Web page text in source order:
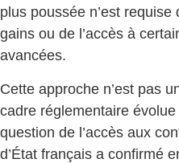
plus poussée n’est requise
gains ou de l’accès à
avancées.
Cette approche n’est pas
cadre réglementaire
question de l’accès aux
d’État français a confirmé